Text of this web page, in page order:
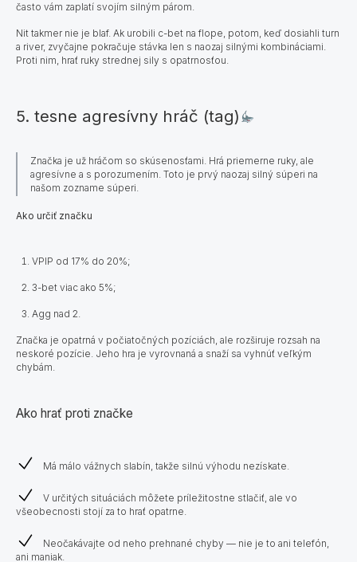
často vám zaplatí svojím silným párom.
Nit takmer nie je blaf. Ak urobili c-bet na flope, potom, keď dosiahli turn
a river, zvyčajne pokračuje stávka len s naozaj silnými kombináciami.
Proti nim, hrať ruky strednej sily s opatrnosťou.
5. tesne agresívny hráč (tag)
Značka je už hráčom so skúsenosťami. Hrá priemerne ruky, ale
agresívne a s porozumením. Toto je prvý naozaj silný súperi na
našom zozname súperi.
​​​​Ako určiť značku
VPIP od 17% do 20%;
3-bet viac ako 5%;
Agg nad 2.
Značka je opatrná v počiatočných pozíciách, ale rozširuje rozsah na
neskoré pozície. Jeho hra je vyrovnaná a snaží sa vyhnúť veľkým
chybám.
Ako hrať proti značke
Má málo vážnych slabín, takže silnú výhodu nezískate.
V určitých situáciách môžete príležitostne stlačiť, ale vo
všeobecnosti stojí za to hrať opatrne.
Neočakávajte od neho prehnané chyby — nie je to ani telefón,
ani maniak.